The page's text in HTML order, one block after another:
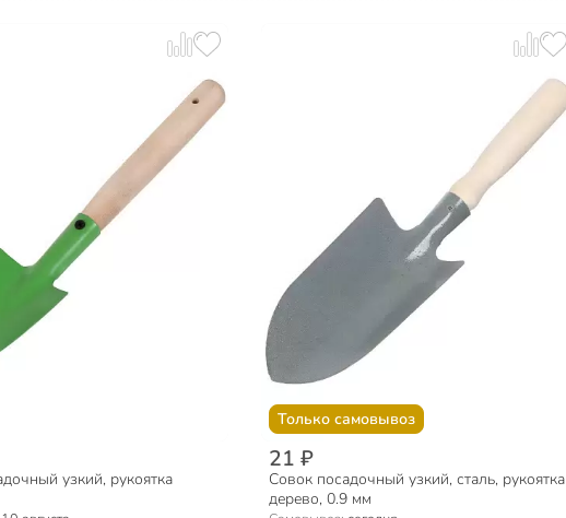
узкий, рукоятка
Только самовывоз
21 ₽
Совок посадочный узкий, сталь, рукоятка
дерево, 0.9 мм